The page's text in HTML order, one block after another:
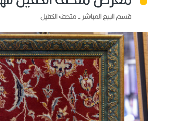
قسم البيع المباشر - متحف الكفيل